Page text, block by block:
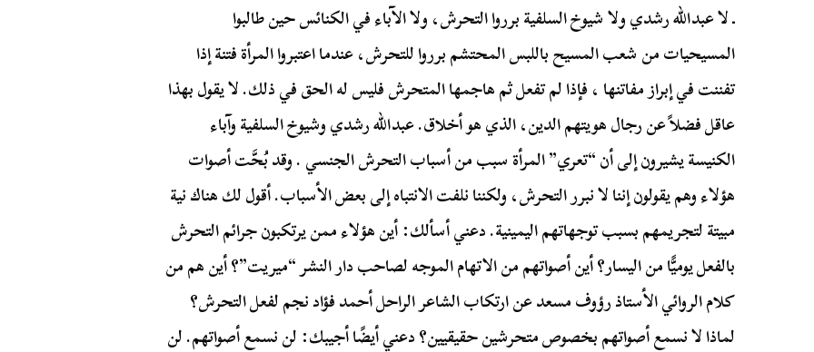
ـ لا عبدالله رشدي ولا شيوخ السلفية برروا التحرش، ولا الآباء في الكنائس حين طالبوا
المسيحيات من شعب المسيح باللبس المحتشم برروا للتحرش، عندما اعتبروا المرأة فتنة إذا
تفننت في إبراز مفاتنها ، فإذا لم تفعل ثم هاجمها المتحرش فليس له الحق في ذلك. لا يقول بهذا
عاقل فضلاً عن رجال هويتهم الدين، الذي هو أخلاق. عبدالله رشدي وشيوخ السلفية وآباء
الكنيسة يشيرون إلى أن “تعري” المرأة سبب من أسباب التحرش الجنسي . وقد بُحَّت أصوات
هؤلاء وهم يقولون إننا لا نبرر التحرش، ولكننا نلفت الانتباه إلى بعض الأسباب. أقول لك هناك نية
مبيتة لتجريمهم بسبب توجهاتهم اليمينية. دعني أسألك: أين هؤلاء ممن يرتكبون جرائم التحرش
بالفعل يوميًّا من اليسار؟ أين أصواتهم من الاتهام الموجه لصاحب دار النشر “ميريت”؟ أين هم من
كلام الروائي الأستاذ رؤوف مسعد عن ارتكاب الشاعر الراحل أحمد فؤاد نجم لفعل التحرش؟
لماذا لا نسمع أصواتهم بخصوص متحرشين حقيقيين؟ دعني أيضًا أجيبك: لن نسمع أصواتهم. لن